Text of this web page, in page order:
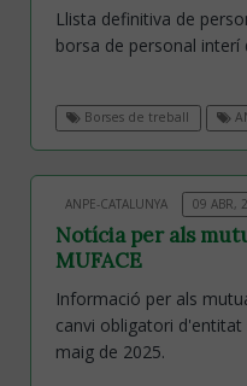
Llista definitiva de
borsa de personal interí
Borses de treball
ANPE-CATALUNYA 09 ABR,
Notícia per als
MUFACE
Informació per als
canvi obligatori
maig de 2025.